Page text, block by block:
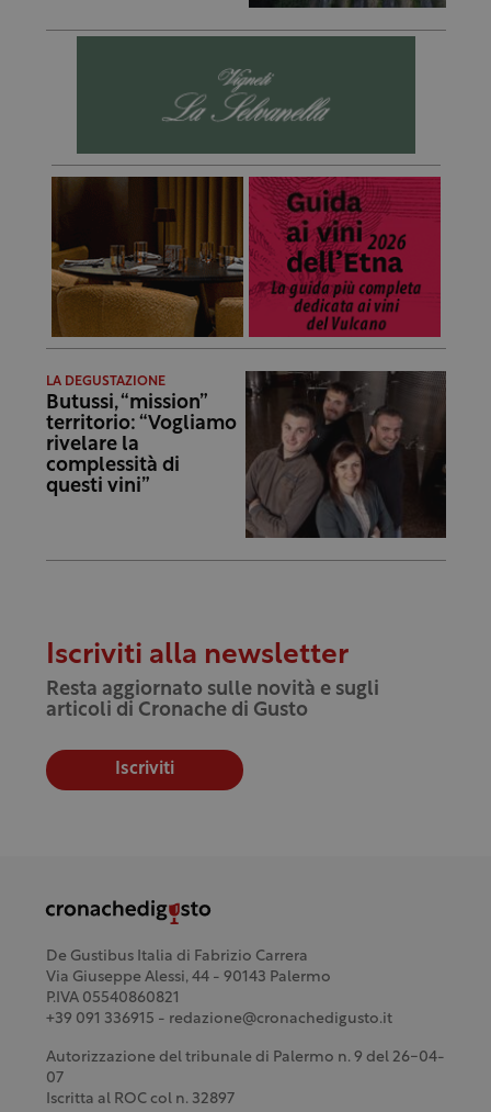
LA DEGUSTAZIONE
Butussi, “mission”
territorio: “Vogliamo
rivelare la
complessità di
questi vini”
Iscriviti alla newsletter
Resta aggiornato sulle novità e sugli
articoli di Cronache di Gusto
Iscriviti
De Gustibus Italia di Fabrizio Carrera
Via Giuseppe Alessi, 44 - 90143 Palermo
P.IVA 05540860821
+39 091 336915 - redazione@cronachedigusto.it
Autorizzazione del tribunale di Palermo n. 9 del 26-04-
07
Iscritta al ROC col n. 32897